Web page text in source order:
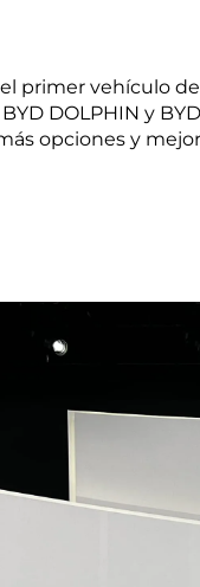
el primer vehículo
DOLPHIN y
opciones y